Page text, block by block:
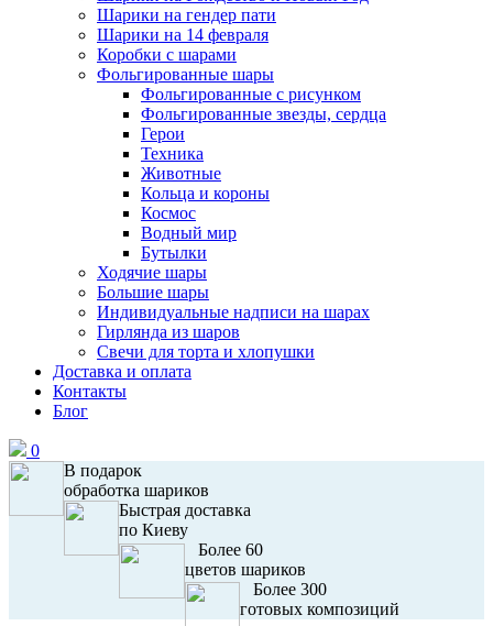
Шарики на гендер пати
Шарики на 14 февраля
Коробки с шарами
Фольгированные шары
Фольгированные с рисунком
Фольгированные звезды, сердца
Герои
Техника
Животные
Кольца и короны
Космос
Водный мир
Бутылки
Ходячие шары
Большие шары
Индивидуальные надписи на шарах
Гирлянда из шаров
Свечи для торта и хлопушки
Доставка и оплата
Контакты
Блог
0
В подарок
обработка шариков
Быстрая доставка
по Киеву
Более 60
цветов шариков
Более 300
готовых композиций